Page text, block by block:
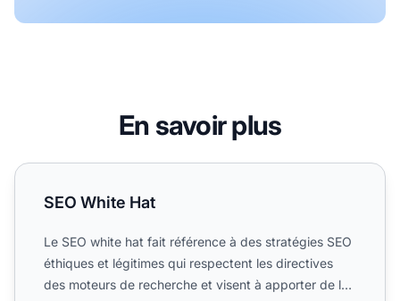
En savoir plus
SEO White Hat
SEO White Hat
Le SEO white hat fait référence à des stratégies SEO
éthiques et légitimes qui respectent les directives
des moteurs de recherche et visent à apporter de la